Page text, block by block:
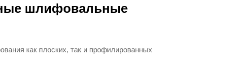
шлифовальные
как плоских, так и профилированных